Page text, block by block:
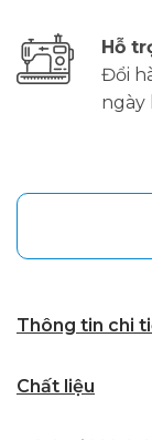
Hỗ
Đổi
ngày
Thông tin chi
Chất liệu